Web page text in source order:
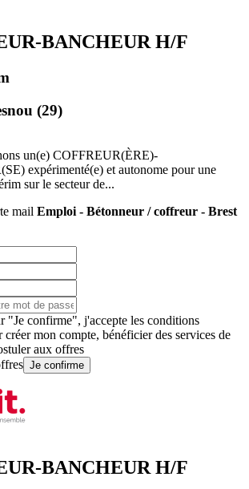
BANCHEUR H/F
(29)
un(e) COFFREUR(ÈRE)-
expérimenté(e) et autonome pour une
sur le secteur de...
mail Emploi - Bétonneur / coffreur - Brest
"Je confirme", j'accepte les conditions
créer mon compte, bénéficier des services de
aux offres
Je confirme
BANCHEUR H/F